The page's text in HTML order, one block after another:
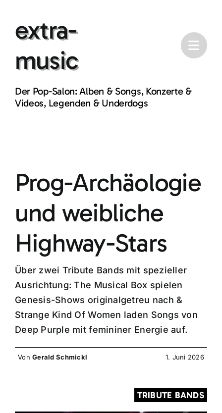
contentextra-
music
Der Pop-Salon: Alben & Songs, Konzerte &
Videos, Legenden & Underdogs
Prog-Archäologie
und weibliche
Highway-Stars
Über zwei Tribute Bands mit spezieller
Ausrichtung: The Musical Box spielen
Genesis-Shows originalgetreu nach &
Strange Kind Of Women laden Songs von
Deep Purple mit femininer Energie auf.
VonGerald Schmickl 1. Juni 2026
TRIBUTE BANDS